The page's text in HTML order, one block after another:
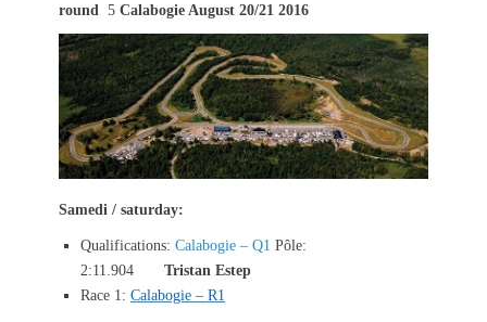
d
o
n
r
round 5 Calabogie August 20/21 2016
Samedi / saturday:
Qualifications: Calabogie – Q1 Pôle:
2:11.904
Tristan Estep
Race 1: Calabogie – R1